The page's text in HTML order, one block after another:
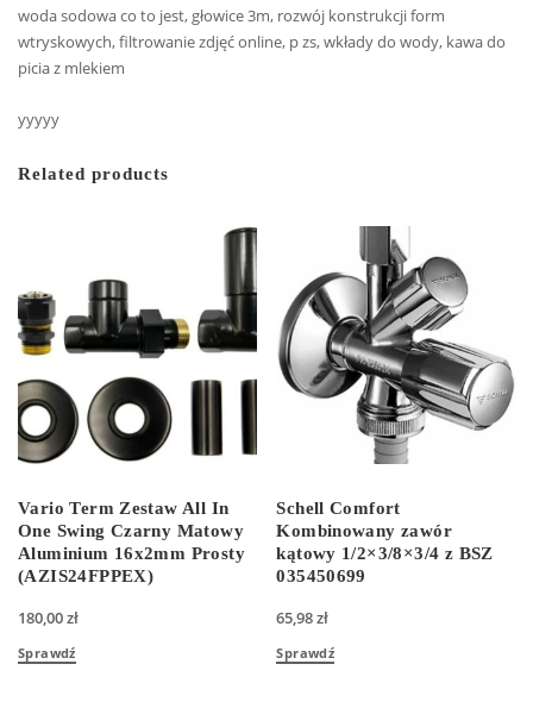
woda sodowa co to jest, głowice 3m, rozwój konstrukcji form
wtryskowych, filtrowanie zdjęć online, p zs, wkłady do wody, kawa do
picia z mlekiem
yyyyy
Related products
Vario Term Zestaw All In
One Swing Czarny Matowy
Aluminium 16x2mm Prosty
(AZIS24FPPEX)
180,00zł
Sprawdź
Schell Comfort
Kombinowany zawór
kątowy 1/2×3/8×3/4 z BSZ
035450699
65,98zł
Sprawdź